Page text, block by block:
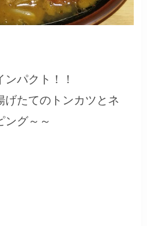
パクト！！
げたてのトンカツとネ
ング～～